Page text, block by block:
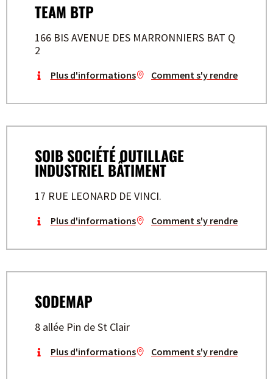
TEAM BTP
166 BIS AVENUE DES MARRONNIERS BAT Q
2
Plus d'informations Comment s'y rendre
SOIB SOCIÉTÉ OUTILLAGE
INDUSTRIEL BÂTIMENT
17 RUE LEONARD DE VINCI.
Plus d'informations Comment s'y rendre
SODEMAP
8 allée Pin de St Clair
Plus d'informations Comment s'y rendre